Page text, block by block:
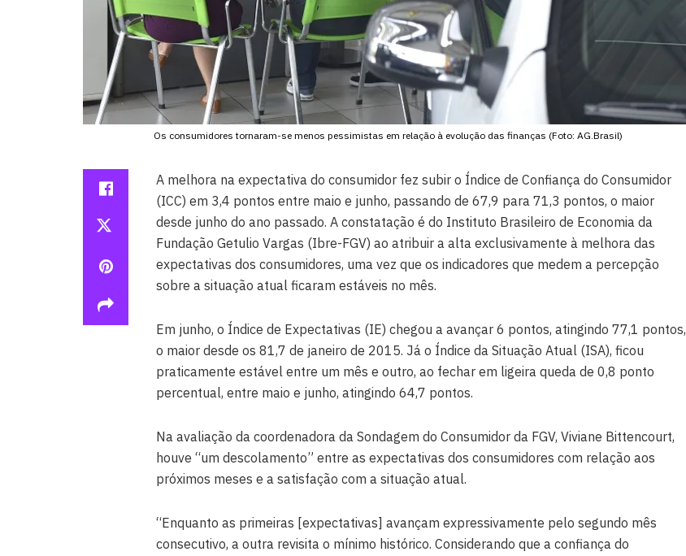
Os consumidores tornaram-se menos pessimistas em relação à evolução das finanças (Foto: AG.Brasil)
A melhora na expectativa do consumidor fez subir o Índice de Confiança do Consumidor
(ICC) em 3,4 pontos entre maio e junho, passando de 67,9 para 71,3 pontos, o maior
desde junho do ano passado. A constatação é do Instituto Brasileiro de Economia da
Fundação Getulio Vargas (Ibre-FGV) ao atribuir a alta exclusivamente à melhora das
expectativas dos consumidores, uma vez que os indicadores que medem a percepção
sobre a situação atual ficaram estáveis no mês.
Em junho, o Índice de Expectativas (IE) chegou a avançar 6 pontos, atingindo 77,1 pontos,
o maior desde os 81,7 de janeiro de 2015. Já o Índice da Situação Atual (ISA), ficou
praticamente estável entre um mês e outro, ao fechar em ligeira queda de 0,8 ponto
percentual, entre maio e junho, atingindo 64,7 pontos.
Na avaliação da coordenadora da Sondagem do Consumidor da FGV, Viviane Bittencourt,
houve “um descolamento” entre as expectativas dos consumidores com relação aos
próximos meses e a satisfação com a situação atual.
“Enquanto as primeiras [expectativas] avançam expressivamente pelo segundo mês
consecutivo, a outra revisita o mínimo histórico. Considerando que a confiança do